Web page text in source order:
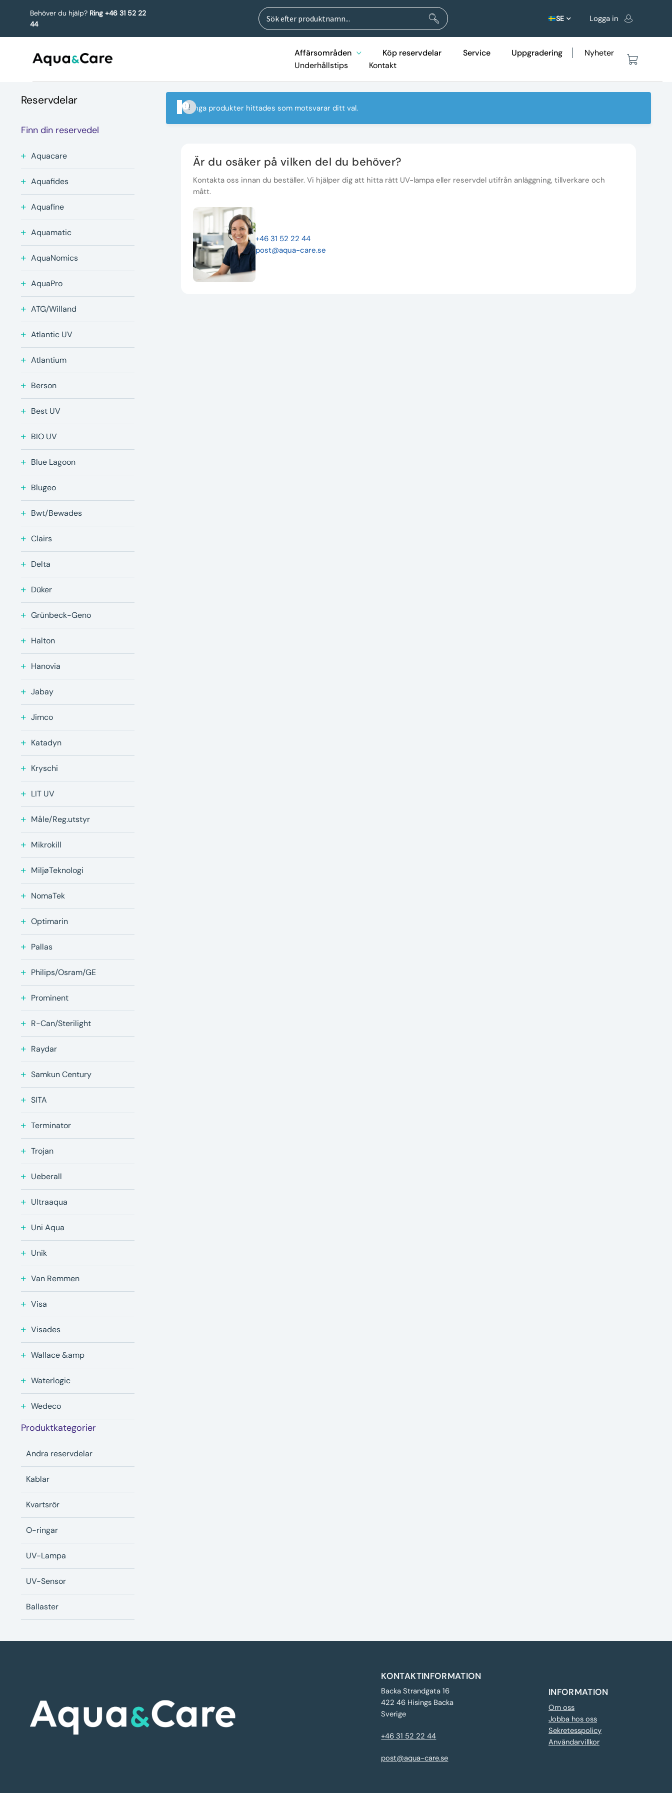
Behöver du hjälp? Ring +46 31 52 22
44
Sök
efter:
Sök
SE Logga in
Affärsområden Köp reservdelar Service Uppgradering
Nyheter
Underhållstips
Kontakt
Inga produkter hittades som motsvarar ditt val.
Är du osäker på vilken del du behöver?
Kontakta oss innan du beställer. Vi hjälper dig att hitta rätt UV-lampa eller reservdel utifrån anläggning, tillverkare och
mått.
+46 31 52 22 44
post@aqua-care.se
Produktkategorier
Andra reservdelar
Kablar
Kvartsrör
O-ringar
UV-Lampa
UV-Sensor
Ballaster
Finn din reservedel
Aquacare
Aquafides
Aquafine
Aquamatic
AquaNomics
AquaPro
ATG/Willand
Atlantic UV
Atlantium
Berson
Best UV
BIO UV
Blue Lagoon
Blugeo
Bwt/Bewades
Clairs
Delta
Düker
Grünbeck-Geno
Halton
Hanovia
Jabay
Jimco
Katadyn
Kryschi
LIT UV
Måle/Reg.utstyr
Mikrokill
MiljøTeknologi
NomaTek
Optimarin
Pallas
Philips/Osram/GE
Prominent
R-Can/Sterilight
Raydar
Samkun Century
SITA
Terminator
Trojan
Ueberall
Ultraaqua
Uni Aqua
Unik
Van Remmen
Visa
Visades
Wallace &amp
Waterlogic
Wedeco
Reservdelar
KONTAKTINFORMATION
Backa Strandgata 16
422 46 Hisings Backa
Sverige
+46 31 52 22 44
post@aqua-care.se
INFORMATION
Om oss
Jobba hos oss
Sekretesspolicy
Användarvillkor